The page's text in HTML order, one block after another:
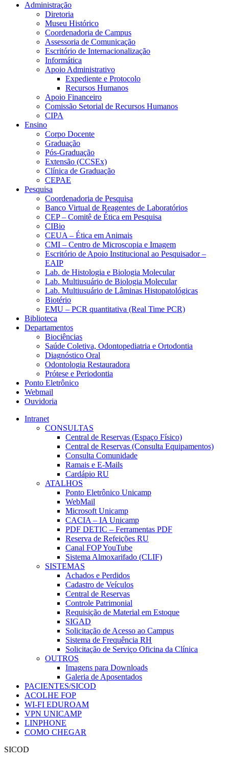
Administração
Diretoria
Museu Histórico
Coordenadoria de Campus
Assessoria de Comunicação
Escritório de Internacionalização
Informática
Apoio Administrativo
Expediente e Protocolo
Recursos Humanos
Apoio Financeiro
Comissão Setorial de Recursos Humanos
CIPA
Ensino
Corpo Docente
Graduação
Pós-Graduação
Extensão (CCSEx)
Clínica de Graduação
CEPAE
Pesquisa
Coordenadoria de Pesquisa
Banco Virtual de Reagentes de Laboratórios
CEP – Comitê de Ética em Pesquisa
CIBio
CEUA – Ética em Animais
CMI – Centro de Microscopia e Imagem
Escritório de Apoio Institucional ao Pesquisador –
EAIP
Lab. de Histologia e Biologia Molecular
Lab. Multiusuário de Biologia Molecular
Lab. Multiusuário de Lâminas Histopatológicas
Biotério
EMU – PCR quantitativa (Real Time PCR)
Biblioteca
Departamentos
Biociências
Saúde Coletiva, Odontopediatria e Ortodontia
Diagnóstico Oral
Odontologia Restauradora
Prótese e Periodontia
Ponto Eletrônico
Webmail
Ouvidoria
Intranet
CONSULTAS
Central de Reservas (Espaço Físico)
Central de Reservas (Consulta Equipamentos)
Consulta Comunidade
Ramais e E-Mails
Cardápio RU
ATALHOS
Ponto Eletrônico Unicamp
WebMail
Microsoft Unicamp
CACIA – IA Unicamp
PDF DETIC – Ferramentas PDF
Reserva de Refeições RU
Canal FOP YouTube
Sistema Almoxarifado (CLIF)
SISTEMAS
Achados e Perdidos
Cadastro de Veículos
Central de Reservas
Controle Patrimonial
Requisição de Material em Estoque
SIGAD
Solicitação de Acesso ao Campus
Sistema de Frequência RH
Solicitação de Serviço Oficina da Clínica
OUTROS
Imagens para Downloads
Galeria de Aposentados
PACIENTES/SICOD
ACOLHE FOP
WI-FI EDUROAM
VPN UNICAMP
LINPHONE
COMO CHEGAR
SICOD